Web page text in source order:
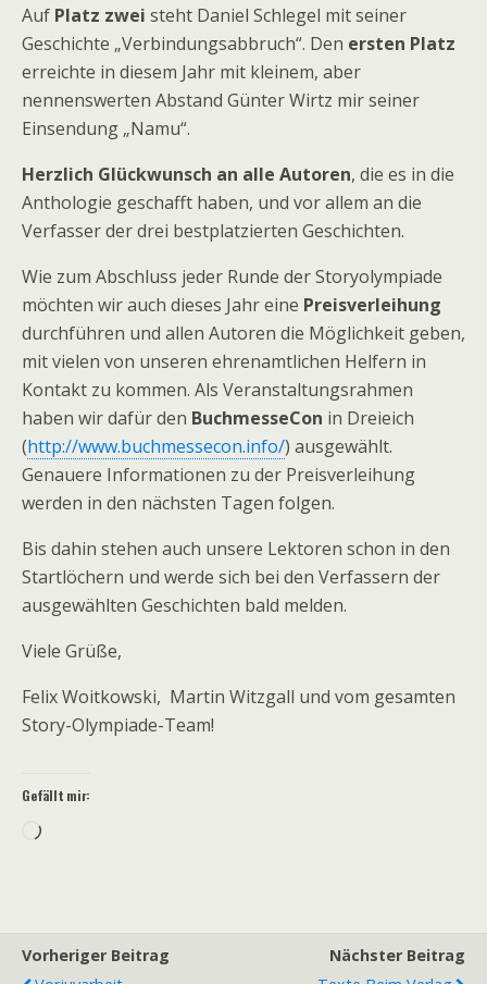
Auf Platz zwei steht Daniel Schlegel mit seiner
Geschichte „Verbindungsabbruch“. Den ersten Platz
erreichte in diesem Jahr mit kleinem, aber
nennenswerten Abstand Günter Wirtz mir seiner
Einsendung „Namu“.
Herzlich Glückwunsch an alle Autoren, die es in die
Anthologie geschafft haben, und vor allem an die
Verfasser der drei bestplatzierten Geschichten.
Wie zum Abschluss jeder Runde der Storyolympiade
möchten wir auch dieses Jahr eine Preisverleihung
durchführen und allen Autoren die Möglichkeit geben,
mit vielen von unseren ehrenamtlichen Helfern in
Kontakt zu kommen. Als Veranstaltungsrahmen
haben wir dafür den BuchmesseCon in Dreieich
(http://www.buchmessecon.info/) ausgewählt.
Genauere Informationen zu der Preisverleihung
werden in den nächsten Tagen folgen.
Bis dahin stehen auch unsere Lektoren schon in den
Startlöchern und werde sich bei den Verfassern der
ausgewählten Geschichten bald melden.
Viele Grüße,
Felix Woitkowski, Martin Witzgall und vom gesamten
Story-Olympiade-Team!
Gefällt mir:
Wird
Vorheriger Beitrag
Nächster Beitrag